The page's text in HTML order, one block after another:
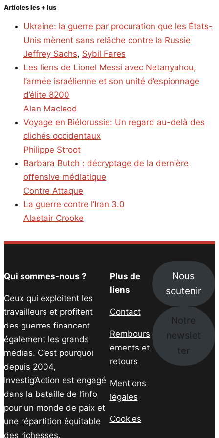
Articles les + lus
Ukraine: la guerre par procuration que les États-
Unis mènent sans relâche contre la Russie
Jeffrey Sachs, Sybil Fares
Les liens de Lionel Messi avec Netanyahou,
l’armée israélienne et son unité d’espionnage
d’élite 8200
Alan Macleod
Voyage en Biélorussie: Un regard au-delà des
clichés occidentaux
Philippe Stroot
Barbara Butch : décryptage de la dernière
offensive médiatique
Contre Attaque
La guerre contre l’Iran 3.0
Alastair Crooke
Qui sommes-nous ?
Ceux qui exploitent les
travailleurs et profitent
des guerres financent
également les grands
médias. C’est pourquoi
depuis 2004,
Investig’Action est engagé
dans la bataille de l’info
pour un monde de paix et
une répartition équitable
des richesses.
Plus de
liens
Contact
Rembours
ements et
retours
Mentions
légales
Cookies
Nous
soutenir
Notre
newslet
ter